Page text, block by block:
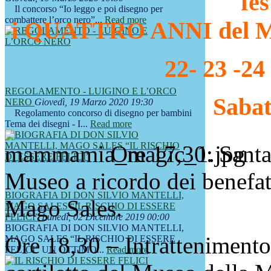
Il concorso “Io leggo e poi disegno per
combattere l’orco nero”... Read more
REGOLAMENTO - LUIGINO E L’ORCO
NERO Giovedì, 19 Marzo 2020 19:30
Regolamento concorso di disegno per bambini
Tema dei disegni - I... Read more
BIOGRAFIA DI DON SILVIO MANTELLI,
MAGO SALES “IL RISCHIO DI ESSERE
FELICI”Lunedì, 02 Dicembre 2019 00:00
BIOGRAFIA DI DON SILVIO MANTELLI,
MAGO SALES “IL RISCHIO DI ESSERE
FELICI” UN OTTIMO...Read more
i QUATTRO ANNI del
22- 23 -
Ore 17,30:
Museo a ricordo dei
Mago Sales.
Ore 18,30 –